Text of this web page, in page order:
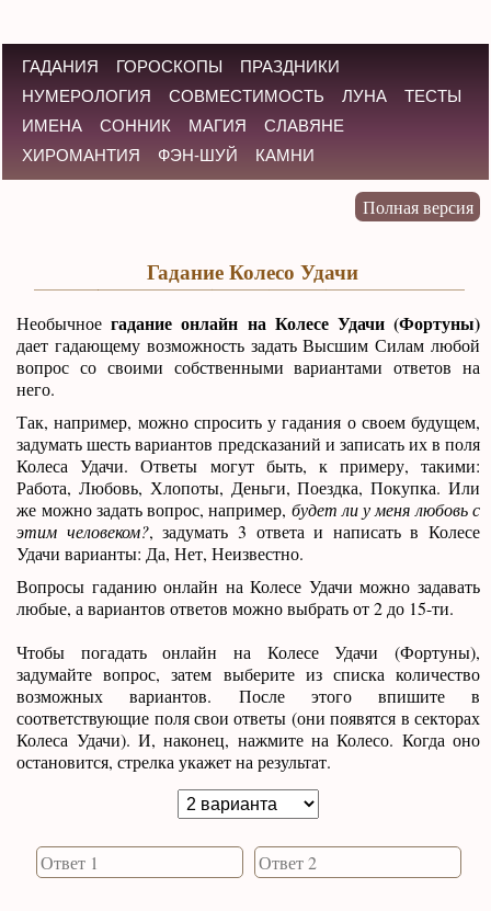
ГАДАНИЯ ГОРОСКОПЫ
ПРАЗДНИКИ
НУМЕРОЛОГИЯ
СОВМЕСТИМОСТЬ ЛУНА
ТЕСТЫ
ИМЕНА
СОННИК МАГИЯ
СЛАВЯНЕ
ХИРОМАНТИЯ
ФЭН-ШУЙ КАМНИ
Гадание Колесо Удачи
Необычноегадание онлайн на Колесе Удачи (Фортуны)
дает гадающему возможность задать Высшим Силам любой
вопрос со своими собственными вариантами ответов на
него.
Так, например, можно спросить у гадания о своем будущем,
задумать шесть вариантов предсказаний и записать их в поля
Колеса Удачи. Ответы могут быть, к примеру, такими:
Работа, Любовь, Хлопоты, Деньги, Поездка, Покупка. Или
же можно задать вопрос, например, будет ли у меня любовь с
этим человеком?, задумать 3 ответа и написать в Колесе
Удачи варианты: Да, Нет, Неизвестно.
Вопросы гаданию онлайн на Колесе Удачи можно задавать
любые, а вариантов ответов можно выбрать от 2 до 15-ти.
Чтобы погадать онлайн на Колесе Удачи (Фортуны),
задумайте вопрос, затем выберите из списка количество
возможных вариантов. После этого впишите в
соответствующие поля свои ответы (они появятся в секторах
Колеса Удачи). И, наконец, нажмите на Колесо. Когда оно
остановится, стрелка укажет на результат.